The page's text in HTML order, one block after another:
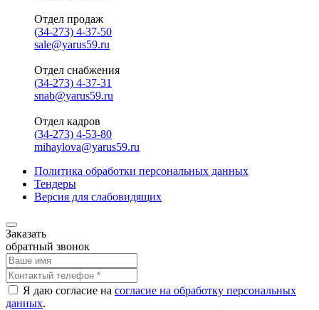
Отдел продаж
(34-273) 4-37-50
sale@yarus59.ru
Отдел снабжения
(34-273) 4-37-31
snab@yarus59.ru
Отдел кадров
(34-273) 4-53-80
mihaylova@yarus59.ru
Политика обработки персональных данных
Тендеры
Версия для слабовидящих
Заказать
обратный звонок
Я даю согласие на согласие на обработку персональных
данных.